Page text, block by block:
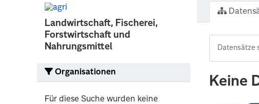
Landwirtschaft, Fischerei,
Forstwirtschaft und
Nahrungsmittel
Organisationen
Für diese Suche wurden keine
Keine